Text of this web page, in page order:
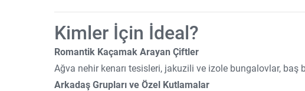
Kimler İçin İdeal?
Romantik Kaçamak Arayan Çiftler
Ağva nehir kenarı tesisleri, jakuzili ve izole bungalovlar,
Arkadaş Grupları ve Özel Kutlamalar